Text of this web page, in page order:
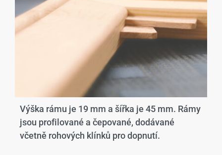
Výška rámu je 19 mm a šířka je 45 mm. Rámy
jsou profilované a čepované, dodávané
včetně rohových klínků pro dopnutí.